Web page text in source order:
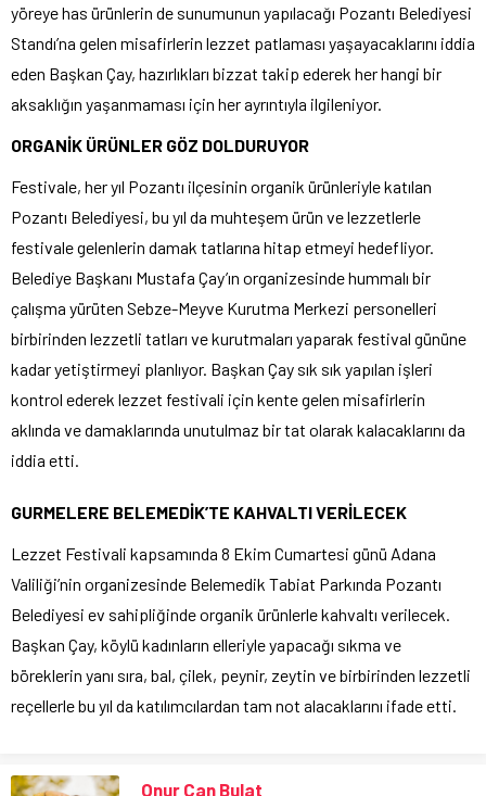
yöreye has ürünlerin de sunumunun yapılacağı Pozantı Belediyesi
Standı’na gelen misafirlerin lezzet patlaması yaşayacaklarını iddia
eden Başkan Çay, hazırlıkları bizzat takip ederek her hangi bir
aksaklığın yaşanmaması için her ayrıntıyla ilgileniyor.
ORGANİK ÜRÜNLER GÖZ DOLDURUYOR
Festivale, her yıl Pozantı ilçesinin organik ürünleriyle katılan
Pozantı Belediyesi, bu yıl da muhteşem ürün ve lezzetlerle
festivale gelenlerin damak tatlarına hitap etmeyi hedefliyor.
Belediye Başkanı Mustafa Çay’ın organizesinde hummalı bir
çalışma yürüten Sebze-Meyve Kurutma Merkezi personelleri
birbirinden lezzetli tatları ve kurutmaları yaparak festival gününe
kadar yetiştirmeyi planlıyor. Başkan Çay sık sık yapılan işleri
kontrol ederek lezzet festivali için kente gelen misafirlerin
aklında ve damaklarında unutulmaz bir tat olarak kalacaklarını da
iddia etti.
GURMELERE BELEMEDİK’TE KAHVALTI VERİLECEK
Lezzet Festivali kapsamında 8 Ekim Cumartesi günü Adana
Valiliği’nin organizesinde Belemedik Tabiat Parkında Pozantı
Belediyesi ev sahipliğinde organik ürünlerle kahvaltı verilecek.
Başkan Çay, köylü kadınların elleriyle yapacağı sıkma ve
böreklerin yanı sıra, bal, çilek, peynir, zeytin ve birbirinden lezzetli
reçellerle bu yıl da katılımcılardan tam not alacaklarını ifade etti.
Onur Can Bulat